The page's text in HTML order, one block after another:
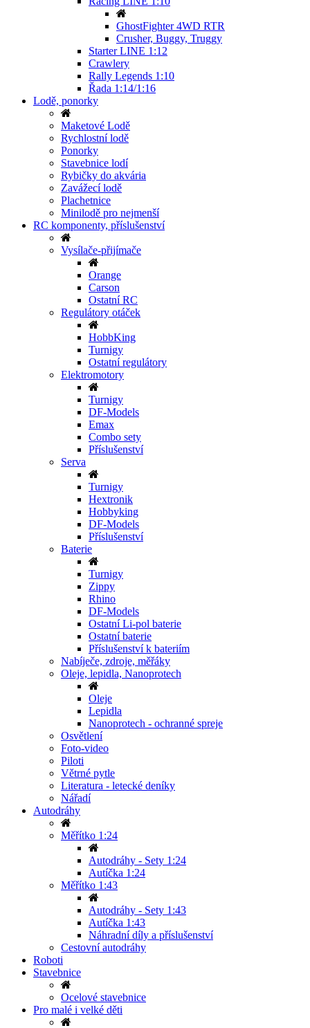
GhostFighter 4WD RTR
Crusher, Buggy, Truggy
Starter LINE 1:12
Crawlery
Rally Legends 1:10
Řada 1:14/1:16
Lodě, ponorky
Maketové Lodě
Rychlostní lodě
Ponorky
Stavebnice lodí
Rybičky do akvária
Zavážecí lodě
Plachetnice
Minilodě pro nejmenší
RC komponenty, příslušenství
Vysílače-přijímače
Orange
Carson
Ostatní RC
Regulátory otáček
HobbKing
Turnigy
Ostatní regulátory
Elektromotory
Turnigy
DF-Models
Emax
Combo sety
Příslušenství
Serva
Turnigy
Hextronik
Hobbyking
DF-Models
Příslušenství
Baterie
Turnigy
Zippy
Rhino
DF-Models
Ostatní Li-pol baterie
Ostatní baterie
Příslušenství k bateriím
Nabíječe, zdroje, měřáky
Oleje, lepidla, Nanoprotech
Oleje
Lepidla
Nanoprotech - ochranné spreje
Osvětlení
Foto-video
Piloti
Větrné pytle
Literatura - letecké deníky
Nářadí
Autodráhy
Měřítko 1:24
Autodráhy - Sety 1:24
Autíčka 1:24
Měřítko 1:43
Autodráhy - Sety 1:43
Autíčka 1:43
Náhradní díly a příslušenství
Cestovní autodráhy
Roboti
Stavebnice
Ocelové stavebnice
Pro malé i velké děti